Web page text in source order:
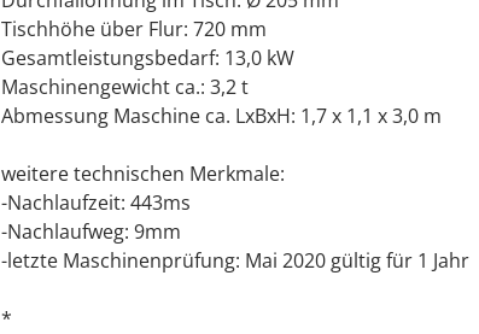
Tischhöhe über Flur: 720 mm
Gesamtleistungsbedarf: 13,0 kW
Maschinengewicht ca.: 3,2 t
Abmessung Maschine ca. LxBxH: 1,7 x 1,1 x 3,0 m
weitere technischen Merkmale:
-Nachlaufzeit: 443ms
-Nachlaufweg: 9mm
-letzte Maschinenprüfung: Mai 2020 gültig für 1 Jahr
*